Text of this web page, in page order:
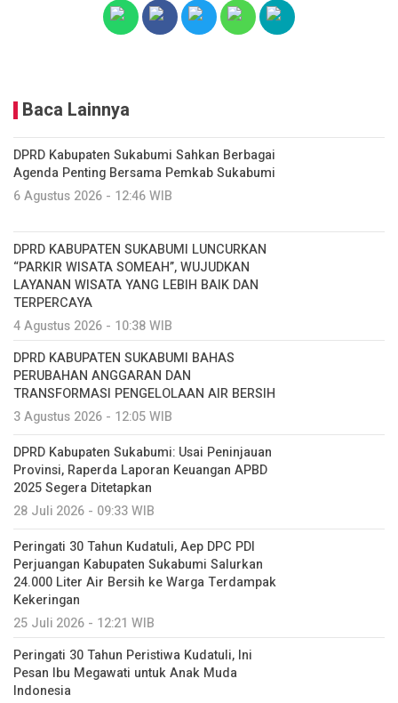
Baca Lainnya
DPRD Kabupaten Sukabumi Sahkan Berbagai
Agenda Penting Bersama Pemkab Sukabumi
6 Agustus 2026 - 12:46 WIB
DPRD KABUPATEN SUKABUMI LUNCURKAN
“PARKIR WISATA SOMEAH”, WUJUDKAN
LAYANAN WISATA YANG LEBIH BAIK DAN
TERPERCAYA
4 Agustus 2026 - 10:38 WIB
DPRD KABUPATEN SUKABUMI BAHAS
PERUBAHAN ANGGARAN DAN
TRANSFORMASI PENGELOLAAN AIR BERSIH
3 Agustus 2026 - 12:05 WIB
DPRD Kabupaten Sukabumi: Usai Peninjauan
Provinsi, Raperda Laporan Keuangan APBD
2025 Segera Ditetapkan
28 Juli 2026 - 09:33 WIB
Peringati 30 Tahun Kudatuli, Aep DPC PDI
Perjuangan Kabupaten Sukabumi Salurkan
24.000 Liter Air Bersih ke Warga Terdampak
Kekeringan
25 Juli 2026 - 12:21 WIB
Peringati 30 Tahun Peristiwa Kudatuli, Ini
Pesan Ibu Megawati untuk Anak Muda
Indonesia